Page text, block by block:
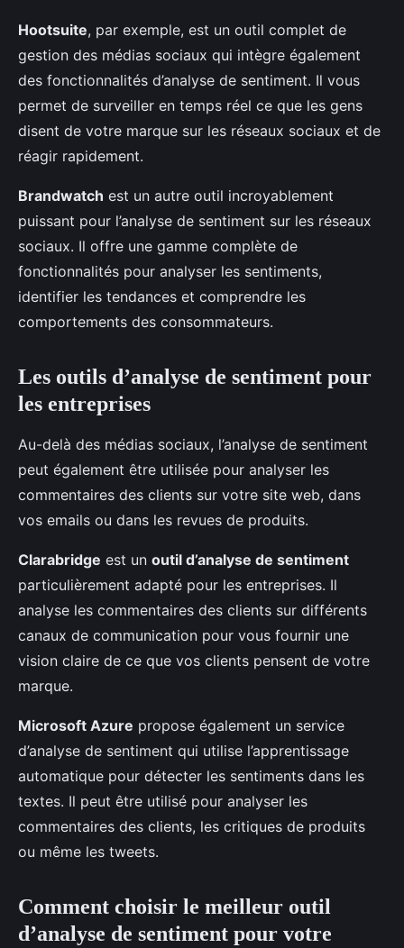
Hootsuite, par exemple, est un outil complet de
gestion des médias sociaux qui intègre également
des fonctionnalités d’analyse de sentiment. Il vous
permet de surveiller en temps réel ce que les gens
disent de votre marque sur les réseaux sociaux et de
réagir rapidement.
Brandwatch est un autre outil incroyablement
puissant pour l’analyse de sentiment sur les réseaux
sociaux. Il offre une gamme complète de
fonctionnalités pour analyser les sentiments,
identifier les tendances et comprendre les
comportements des consommateurs.
Les outils d’analyse de sentiment pour
les entreprises
Au-delà des médias sociaux, l’analyse de sentiment
peut également être utilisée pour analyser les
commentaires des clients sur votre site web, dans
vos emails ou dans les revues de produits.
Clarabridge est un outil d’analyse de sentiment
particulièrement adapté pour les entreprises. Il
analyse les commentaires des clients sur différents
canaux de communication pour vous fournir une
vision claire de ce que vos clients pensent de votre
marque.
Microsoft Azure propose également un service
d’analyse de sentiment qui utilise l’apprentissage
automatique pour détecter les sentiments dans les
textes. Il peut être utilisé pour analyser les
commentaires des clients, les critiques de produits
ou même les tweets.
Comment choisir le meilleur outil
d’analyse de sentiment pour votre